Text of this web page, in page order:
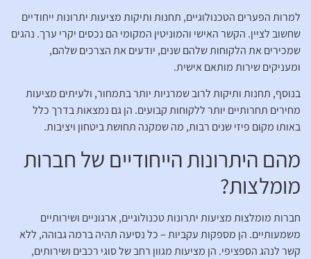
למרות הפערים הטכנולוגיים, תחנות ותיקות מציעות יתרונות ייחודיים
שחשוב לציין. הקשר האישי והמוניטין המקומי הם נכסים יקרי ערך. נהגים
שמכירים את הלקוחות שלהם שנים, יודעים את הצרכים שלהם,
ומעניקים שירות מותאם אישית.
בנוסף, תחנות ותיקות לרוב שמרניות יותר בתמחור, ולעיתים מציעות
מחירים תחרותיים יותר ללקוחות קבועים. הן גם נמצאות בדרך כלל
באותו מקום פיזי שנים רבות, מה שמקנה תחושת ביטחון ויציבות.
מהם היתרונות הייחודיים של חברות
מומלצות?
חברות מומלצות מציעות יתרונות טכנולוגיים, ארגוניים ושירותיים
משמעותיים. הן מספקות עקביות – כל נסיעה תהיה ברמה גבוהה, ללא
קשר לנהג הספציפי. הן מציעות מגוון רחב של סוגי רכבים ושירותים,